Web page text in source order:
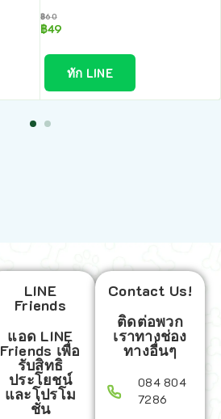
฿60
฿49
ทัก LINE
LINE
Friends
แอด LINE
Friends เพื่อ
รับสิทธิ
ประโยชน์
และโปรโม
ชั่น
Contact Us!
ติดต่อพวก
เราทางช่อง
ทางอื่นๆ
084 804
7286